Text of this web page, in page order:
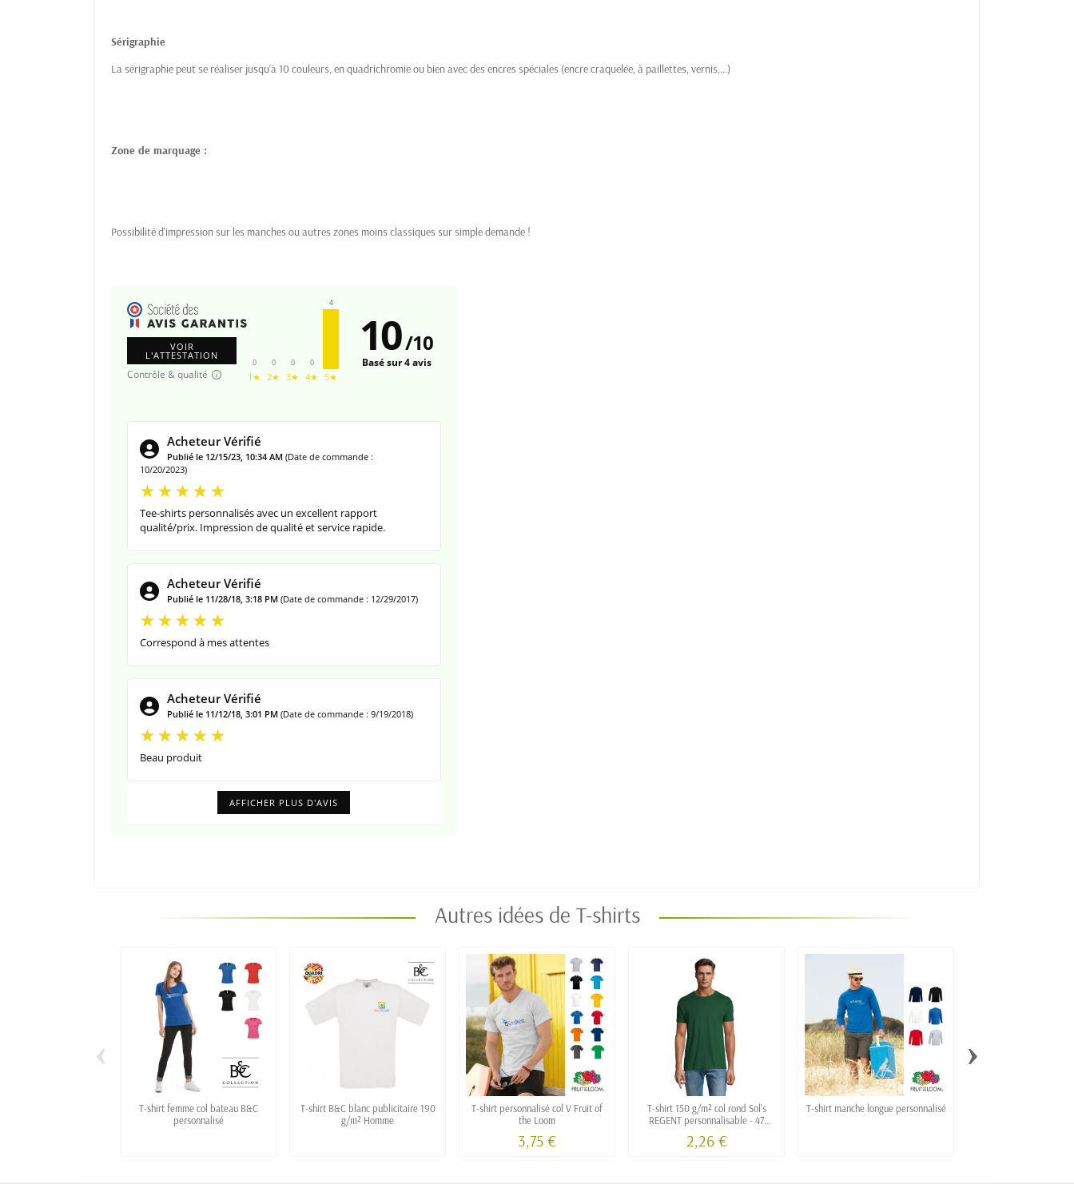
Sérigraphie
La sérigraphie peut se réaliser jusqu'à 10 couleurs, en quadrichromie ou bien avec des encres spéciales (encre craquelée, à paillettes, vernis,...)
Zone de marquage :
Possibilité d'impression sur les manches ou autres zones moins classiques sur simple demande !
VOIR
L'ATTESTATION
Contrôle & qualité
0
1★
0
2★
0
3★
0
4★
4
5★
10/10
Basé sur 4 avis
Acheteur Vérifié
Publié le 12/15/23, 10:34 AM (Date de commande :
10/20/2023)
Tee-shirts personnalisés avec un excellent rapport
qualité/prix. Impression de qualité et service rapide.
Acheteur Vérifié
Publié le 11/28/18, 3:18 PM (Date de commande : 12/29/2017)
Correspond à mes attentes
Acheteur Vérifié
Publié le 11/12/18, 3:01 PM (Date de commande : 9/19/2018)
Beau produit
AFFICHER PLUS D'AVIS
Autres idées de T-shirts
T-shirt femme col bateau B&C
personnalisé
T-shirt B&C blanc publicitaire 190
g/m² Homme
T-shirt personnalisé col V Fruit of
the Loom
3,75 €
T-shirt 150 g/m² col rond Sol's
REGENT personnalisable - 47
2,26 €
T-shirt manche longue personnalisé
‹ ›